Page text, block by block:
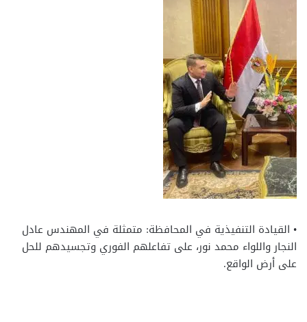
• القيادة التنفيذية في المحافظة: متمثلة في المهندس عادل
النجار واللواء محمد نور، على تفاعلهم الفوري وتجسيدهم للحل
على أرض الواقع.